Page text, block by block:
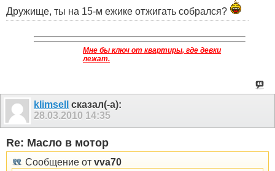
Дружище, ты на 15-м ежике отжигать собрался?
Мне бы ключ от квартиры, где девки
лежат.
klimsell
сказал(-а):
28.03.2010 14:35
Re: Масло в мотор
Сообщение от vva70